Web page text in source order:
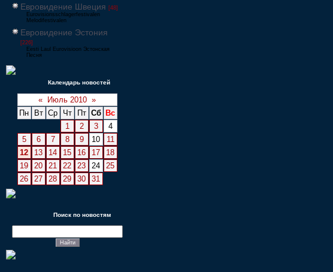
Евровидение Швеция [48]
Eurovisionsschlagerfestivalen
Melodifestivalen
Евровидение Эстония
[226]
Eesti Laul Eurovisioon Эстонская
Песня
Календарь новостей
« Июль 2010 »
Пн
Вт Ср Чт Пт Сб
Вс
1
2 3
4
5
6 7 8 9 10
11
12
13 14 15 16 17
18
19
20 21 22 23 24
25
26
27 28 29 30 31
Поиск по новостям